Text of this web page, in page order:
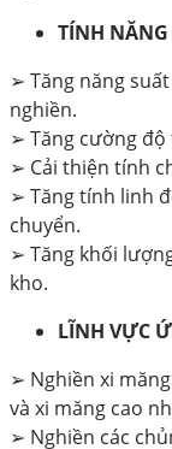
TÍNH
➢ Tăng năng
nghiền.
➢ Tăng cường
➢ Cải thiện tính
➢ Tăng tính linh
chuyển.
➢ Tăng khối
kho.
LĨNH VỰC
➢ Nghiền xi
và xi măng cao
➢ Nghiền các